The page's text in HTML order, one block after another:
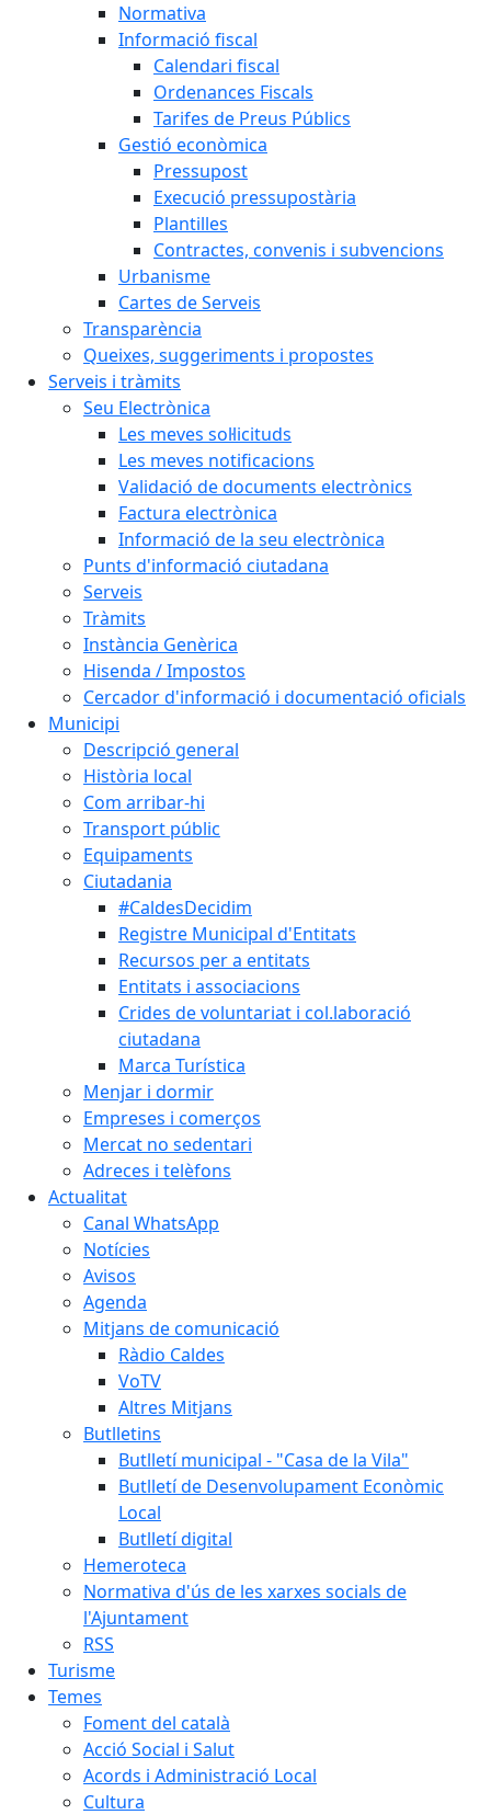
Normativa
Informació fiscal
Calendari fiscal
Ordenances Fiscals
Tarifes de Preus Públics
Gestió econòmica
Pressupost
Execució pressupostària
Plantilles
Contractes, convenis i subvencions
Urbanisme
Cartes de Serveis
Transparència
Queixes, suggeriments i propostes
Serveis i tràmits
Seu Electrònica
Les meves sol·licituds
Les meves notificacions
Validació de documents electrònics
Factura electrònica
Informació de la seu electrònica
Punts d'informació ciutadana
Serveis
Tràmits
Instància Genèrica
Hisenda / Impostos
Cercador d'informació i documentació oficials
Municipi
Descripció general
Història local
Com arribar-hi
Transport públic
Equipaments
Ciutadania
#CaldesDecidim
Registre Municipal d'Entitats
Recursos per a entitats
Entitats i associacions
Crides de voluntariat i col.laboració
ciutadana
Marca Turística
Menjar i dormir
Empreses i comerços
Mercat no sedentari
Adreces i telèfons
Actualitat
Canal WhatsApp
Notícies
Avisos
Agenda
Mitjans de comunicació
Ràdio Caldes
VoTV
Altres Mitjans
Butlletins
Butlletí municipal - "Casa de la Vila"
Butlletí de Desenvolupament Econòmic
Local
Butlletí digital
Hemeroteca
Normativa d'ús de les xarxes socials de
l'Ajuntament
RSS
Turisme
Temes
Foment del català
Acció Social i Salut
Acords i Administració Local
Cultura